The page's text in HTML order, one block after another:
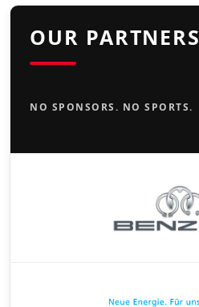
OUR PARTNERS
NO SPONSORS. NO SPORTS.